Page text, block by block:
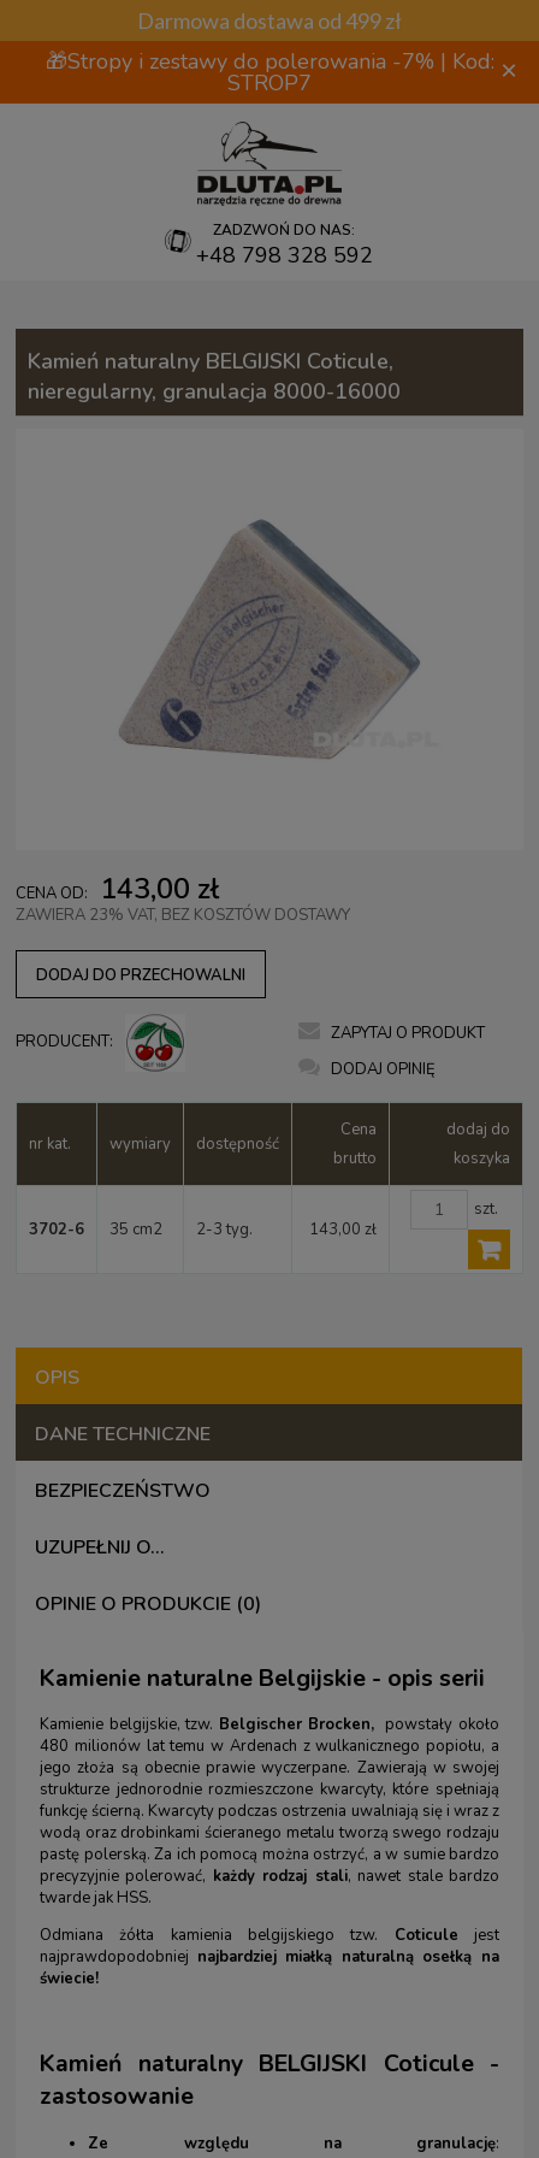
Darmowa dostawa od 499 zł
🎁Stropy i zestawy do polerowania -7% | Kod:
STROP7 ×
ZADZWOŃ DO NAS:
+48 798 328 592
Kamień naturalny BELGIJSKI Coticule,
nieregularny, granulacja 8000-16000
CENA OD: 143,00 zł
ZAWIERA 23% VAT, BEZ KOSZTÓW DOSTAWY
DODAJ DO PRZECHOWALNI
PRODUCENT:
ZAPYTAJ O PRODUKT
DODAJ OPINIĘ
nr kat. wymiary dostępność
Cena
brutto
dodaj do
koszyka
3702-6 35 cm2 2-3 tyg. 143,00 zł
szt.
OPIS
DANE TECHNICZNE
BEZPIECZEŃSTWO
UZUPEŁNIJ O...
OPINIE O PRODUKCIE (0)
Kamienie naturalne Belgijskie - opis serii
Kamienie belgijskie, tzw. Belgischer Brocken, powstały około
480 milionów lat temu w Ardenach z wulkanicznego popiołu, a
jego złoża są obecnie prawie wyczerpane. Zawierają w swojej
strukturze jednorodnie rozmieszczone kwarcyty, które spełniają
funkcję ścierną. Kwarcyty podczas ostrzenia uwalniają się i wraz z
wodą oraz drobinkami ścieranego metalu tworzą swego rodzaju
pastę polerską. Za ich pomocą można ostrzyć, a w sumie bardzo
precyzyjnie polerować, każdy rodzaj stali, nawet stale bardzo
twarde jak HSS.
Odmiana żółta kamienia belgijskiego tzw. Coticule jest
najprawdopodobniej najbardziej miałką naturalną osełką na
świecie!
Kamień naturalny BELGIJSKI Coticule -
zastosowanie
Ze względu na granulację: